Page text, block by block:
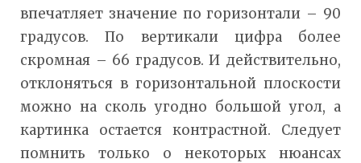
впечатляет значение по горизонтали – 90
градусов. По вертикали цифра более
скромная – 66 градусов. И действительно,
отклоняться в горизонтальной плоскости
можно на сколь угодно большой угол, а
картинка остается контрастной. Следует
помнить только о некоторых нюансах